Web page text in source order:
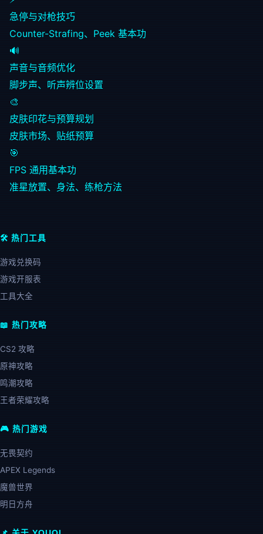
急停与对枪技巧
Counter-Strafing、Peek 基本功
🔊
声音与音频优化
脚步声、听声辨位设置
🎨
皮肤印花与预算规划
皮肤市场、贴纸预算
🎯
FPS 通用基本功
准星放置、身法、练枪方法
🛠️ 热门工具
游戏兑换码
游戏开服表
工具大全
📖 热门攻略
CS2 攻略
原神攻略
鸣潮攻略
王者荣耀攻略
🎮 热门游戏
无畏契约
APEX Legends
魔兽世界
明日方舟